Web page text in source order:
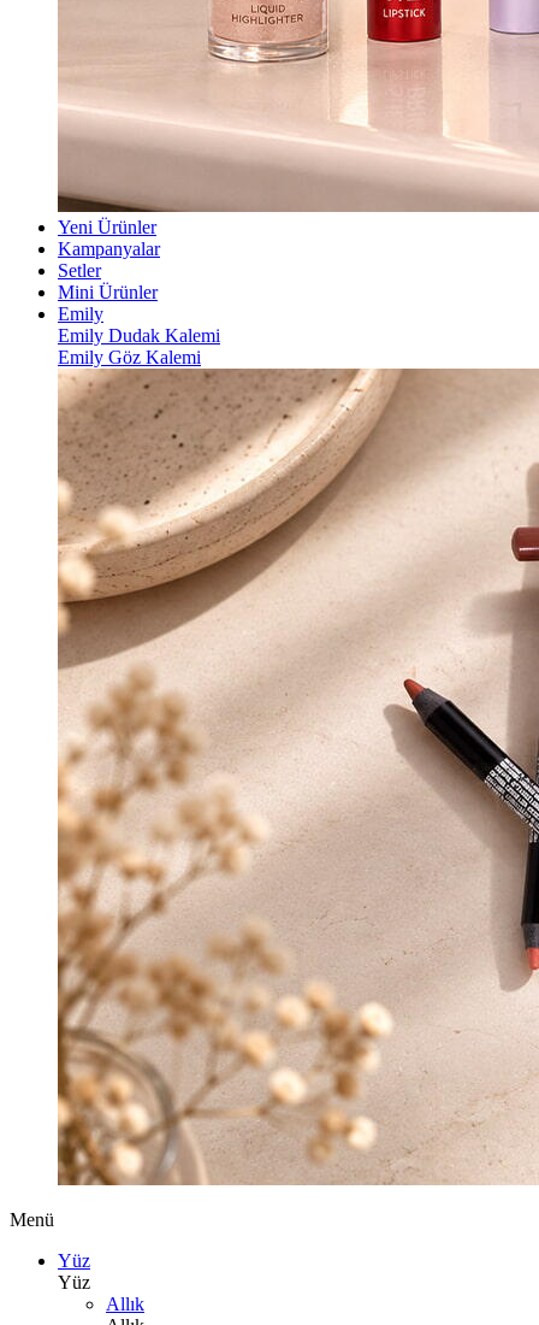
Yeni Ürünler
Kampanyalar
Setler
Mini Ürünler
Emily
Emily Dudak Kalemi
Emily Göz Kalemi
Menü
Yüz
Yüz
Allık